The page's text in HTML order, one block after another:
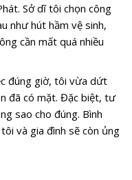
Sở dĩ tôi chọn công
như hút hầm vệ sinh,
cần mất quá nhiều
đúng giờ, tôi vừa dứt
đã có mặt. Đặc biệt, tư
sao cho đúng. Bình
và gia đình sẽ còn ủng